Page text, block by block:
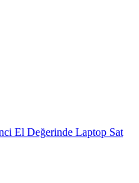
El Değerinde Laptop Sat